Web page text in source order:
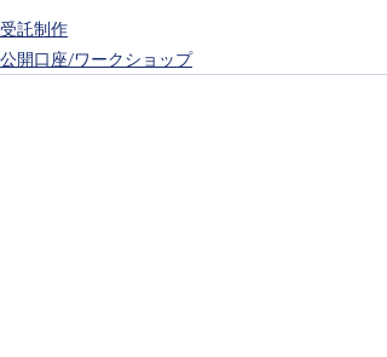
受託制作
公開口座/ワークショップ